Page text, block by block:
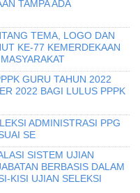
TAMPA ADA
TEMA, LOGO DAN
KE-77 KEMERDEKAAN
GURU TAHUN 2022
2022 BAGI LULUS PPPK
ADMINISTRASI PPG
SE
SISTEM UJIAN
BERBASIS DALAM
KISI UJIAN SELEKSI